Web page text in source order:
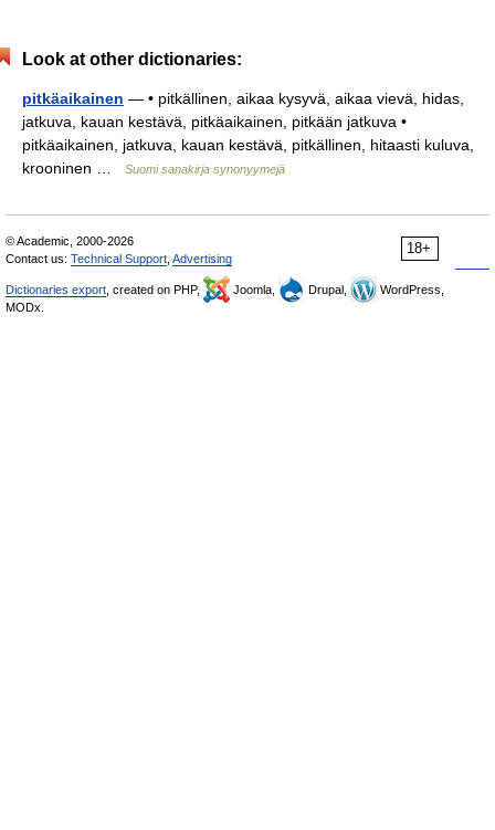
Look at other dictionaries:
pitkäaikainen — • pitkällinen, aikaa kysyvä, aikaa vievä, hidas,
jatkuva, kauan kestävä, pitkäaikainen, pitkään jatkuva •
pitkäaikainen, jatkuva, kauan kestävä, pitkällinen, hitaasti kuluva,
krooninen …
Suomi sanakirja synonyymejä
18+
© Academic, 2000-2026
Contact us: Technical Support Advertising
Dictionaries export , created on PHP, Joomla, Drupal,
WordPress,
MODx.